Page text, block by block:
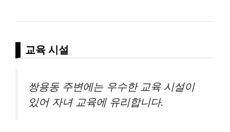
교육 시설
쌍용동 주변에는 우수한 교육 시설이
있어 자녀 교육에 유리합니다.